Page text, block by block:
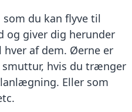
du kan flyve til
og giver dig herunder
af dem. Øerne er
hvis du trænger
Eller som